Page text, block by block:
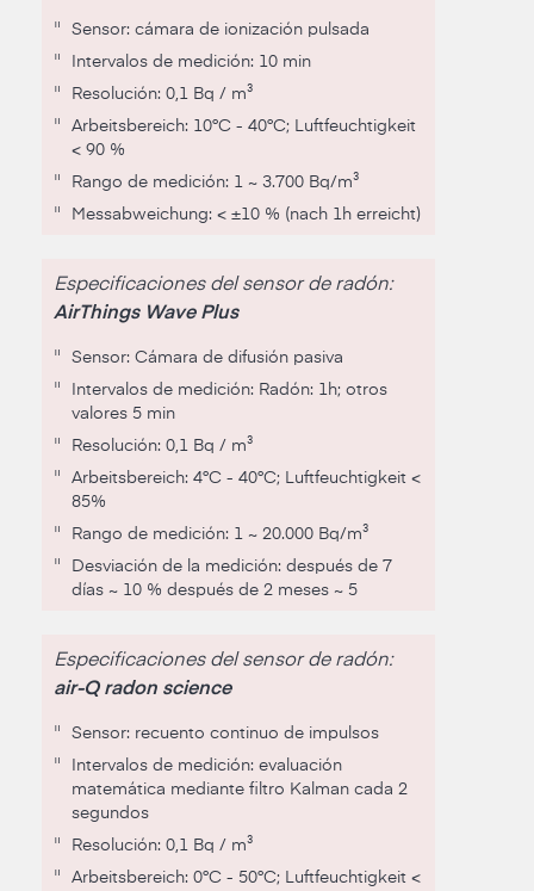
" Sensor: cámara de ionización pulsada
" Intervalos de medición: 10 min
" Resolución: 0,1 Bq / m³
"
Arbeitsbereich: 10°C - 40°C; Luftfeuchtigkeit
< 90 %
" Rango de medición: 1 ~ 3.700 Bq/m³
" Messab­weichung: < ±10 % (nach 1h erreicht)
Especificaciones del sensor de radón:
AirThings Wave Plus
" Sensor: Cámara de difusión pasiva
"
Intervalos de medición: Radón: 1h; otros
valores 5 min
" Resolución: 0,1 Bq / m³
"
Arbeitsbereich: 4°C - 40°C; Luftfeuchtigkeit <
85%
" Rango de medición: 1 ~ 20.000 Bq/m³
"
Desviación de la medición: después de 7
días ~ 10 % después de 2 meses ~ 5
Especificaciones del sensor de radón:
air-Q radon science
" Sensor: recuento continuo de impulsos
"
Intervalos de medición: evaluación
matemática mediante filtro Kalman cada 2
segundos
" Resolución: 0,1 Bq / m³
"
Arbeitsbereich: 0°C - 50°C; Luftfeuchtigkeit <